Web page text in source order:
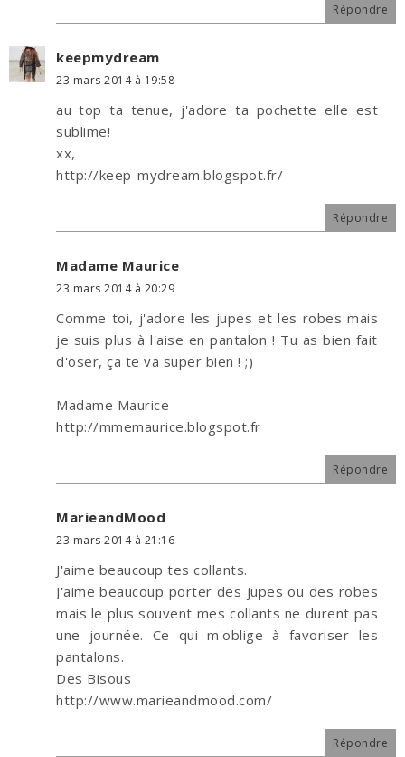
Répondre
keepmydream
23 mars 2014 à 19:58
au top ta tenue, j'adore ta pochette elle est
sublime!
xx,
http://keep-mydream.blogspot.fr/
Répondre
Madame Maurice
23 mars 2014 à 20:29
Comme toi, j'adore les jupes et les robes mais
je suis plus à l'aise en pantalon ! Tu as bien fait
d'oser, ça te va super bien ! ;)
Madame Maurice
http://mmemaurice.blogspot.fr
Répondre
MarieandMood
23 mars 2014 à 21:16
J'aime beaucoup tes collants.
J'aime beaucoup porter des jupes ou des robes
mais le plus souvent mes collants ne durent pas
une journée. Ce qui m'oblige à favoriser les
pantalons.
Des Bisous
http://www.marieandmood.com/
Répondre